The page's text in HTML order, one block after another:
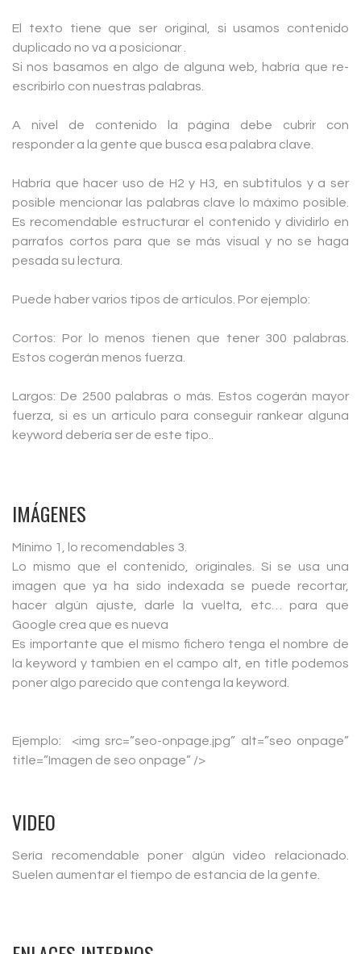
El texto tiene que ser original, si usamos contenido
duplicado no va a posicionar .
Si nos basamos en algo de alguna web, habría que re-
escribirlo con nuestras palabras.
A nivel de contenido la página debe cubrir con
responder a la gente que busca esa palabra clave.
Habría que hacer uso de H2 y H3, en subtitulos y a ser
posible mencionar las palabras clave lo máximo posible.
Es recomendable estructurar el contenido y dividirlo en
parrafos cortos para que se más visual y no se haga
pesada su lectura.
Puede haber varios tipos de artículos. Por ejemplo:
Cortos: Por lo menos tienen que tener 300 palabras.
Estos cogerán menos fuerza.
Largos: De 2500 palabras o más. Estos cogerán mayor
fuerza, si es un articulo para conseguir rankear alguna
keyword debería ser de este tipo..
IMÁGENES
Mínimo 1, lo recomendables 3.
Lo mismo que el contenido, originales. Si se usa una
imagen que ya ha sido indexada se puede recortar,
hacer algún ajuste, darle la vuelta, etc… para que
Google crea que es nueva
Es importante que el mismo fichero tenga el nombre de
la keyword y tambien en el campo alt, en title podemos
poner algo parecido que contenga la keyword.
Ejemplo: <img src=”seo-onpage.jpg” alt=”seo onpage”
title=”Imagen de seo onpage” />
VIDEO
Sería recomendable poner algún video relacionado.
Suelen aumentar el tiempo de estancia de la gente.